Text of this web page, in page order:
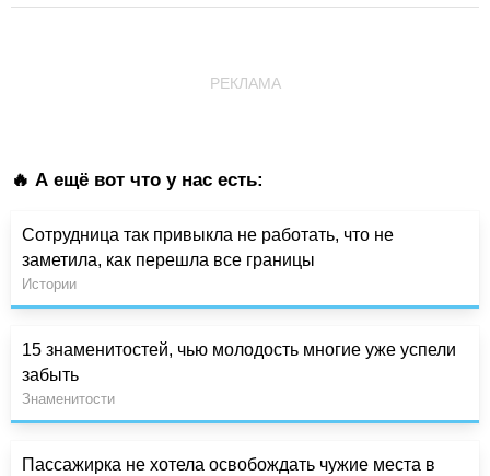
РЕКЛАМА
🔥 А ещё вот что у нас есть:
Сотрудница так привыкла не работать, что не
заметила, как перешла все границы
Истории
15 знаменитостей, чью молодость многие уже успели
забыть
Знаменитости
Пассажирка не хотела освобождать чужие места в